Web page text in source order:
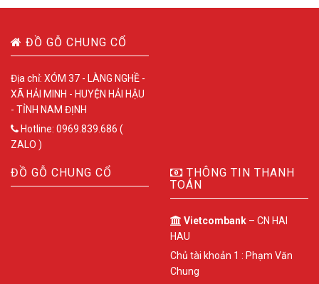
ĐỒ GỖ CHUNG CỔ
Địa chỉ: XÓM 37 - LÀNG NGHỀ -
XÃ HẢI MINH - HUYỆN HẢI HẬU
- TỈNH NAM ĐỊNH
Hotline: 0969.839.686 (
ZALO )
ĐỒ GỖ CHUNG CỔ
THÔNG TIN THANH
TOÁN
Vietcombank – CN HAI
HAU
Chủ tài khoản 1 : Phạm Văn
Chung